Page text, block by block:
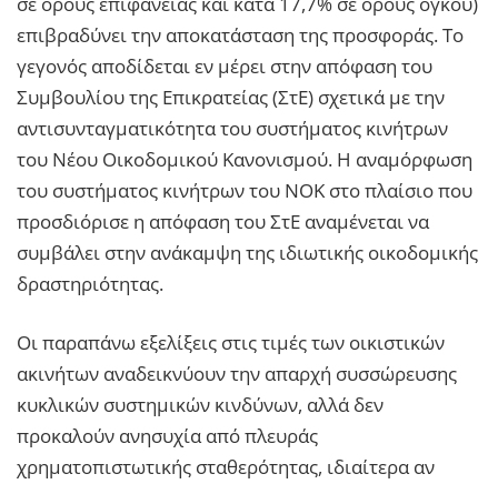
επιβραδύνει την αποκατάσταση της προσφοράς. Το
γεγονός αποδίδεται εν μέρει στην απόφαση του
Συμβουλίου της Επικρατείας (ΣτΕ) σχετικά με την
αντισυνταγματικότητα του συστήματος κινήτρων
του Νέου Οικοδομικού Κανονισμού. Η αναμόρφωση
του συστήματος κινήτρων του ΝΟΚ στο πλαίσιο που
προσδιόρισε η απόφαση του ΣτΕ αναμένεται να
συμβάλει στην ανάκαμψη της ιδιωτικής οικοδομικής
δραστηριότητας.
Οι παραπάνω εξελίξεις στις τιμές των οικιστικών
ακινήτων αναδεικνύουν την απαρχή συσσώρευσης
κυκλικών συστημικών κινδύνων, αλλά δεν
προκαλούν ανησυχία από πλευράς
χρηματοπιστωτικής σταθερότητας, ιδιαίτερα αν